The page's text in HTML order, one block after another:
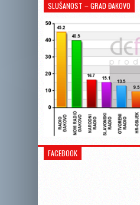
SLUŠANOST – GRAD ĐAKOVO
FACEBOOK